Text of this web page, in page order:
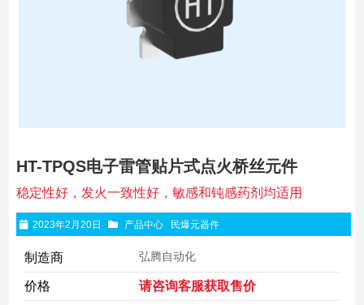
HT-TPQS电子雷管贴片式点火桥丝元件
稳定性好，发火一致性好，敏感和钝感药剂均适用
2023年2月20日 产品中心 民爆元器件
制造商 弘腾自动化
价格 请咨询客服获取售价